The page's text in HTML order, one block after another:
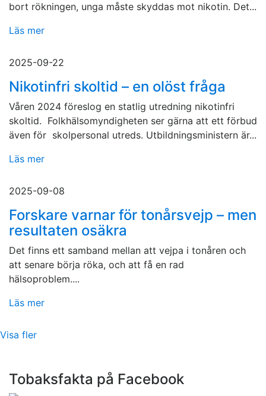
bort rökningen, unga måste skyddas mot nikotin. Det...
Läs mer
2025-09-22
Nikotinfri skoltid – en olöst fråga
Våren 2024 föreslog en statlig utredning nikotinfri
skoltid. Folkhälsomyndigheten ser gärna att ett förbud
även för skolpersonal utreds. Utbildningsministern är...
Läs mer
2025-09-08
Forskare varnar för tonårsvejp – men
resultaten osäkra
Det finns ett samband mellan att vejpa i tonåren och
att senare börja röka, och att få en rad
hälsoproblem....
Läs mer
Visa fler
Tobaksfakta på Facebook